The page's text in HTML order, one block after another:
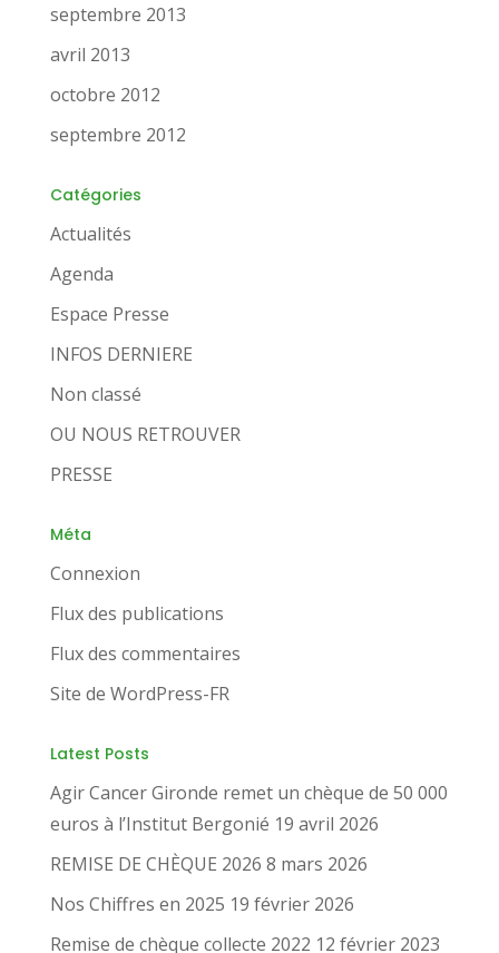
septembre 2013
avril 2013
octobre 2012
septembre 2012
Catégories
Actualités
Agenda
Espace Presse
INFOS DERNIERE
Non classé
OU NOUS RETROUVER
PRESSE
Méta
Connexion
Flux des publications
Flux des commentaires
Site de WordPress-FR
Latest Posts
Agir Cancer Gironde remet un chèque de 50 000
euros à l’Institut Bergonié 19 avril 2026
REMISE DE CHÈQUE 2026 8 mars 2026
Nos Chiffres en 2025 19 février 2026
Remise de chèque collecte 2022 12 février 2023